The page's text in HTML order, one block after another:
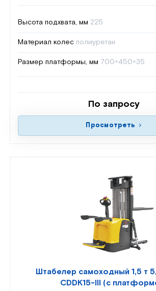
Высота подхвата, мм 225
Материал колес полиуретан
Размер платформы, мм 700×450×35
По запросу
Просмотреть
Штабелер самоходный 1,5 т
CDDK15-III (с